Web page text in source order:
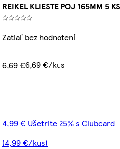
REIKEL KLIESTE POJ 165MM 5 KS
Zatiaľ bez hodnotení
6,69 €6,69 €/kus
4,99 € Ušetrite 25% s Clubcard
(4,99 €/kus)